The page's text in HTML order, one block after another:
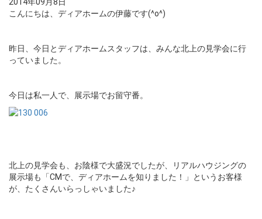
こんにちは、ディアホームの伊藤です(^o^)
昨日、今日とディアホームスタッフは、みんな北上の見学会に行
っていました。
今日は私一人で、展示場でお留守番。
北上の見学会も、お陰様で大盛況でしたが、リアルハウジングの
展示場も「CMで、ディアホームを知りました！」というお客様
が、たくさんいらっしゃいました♪